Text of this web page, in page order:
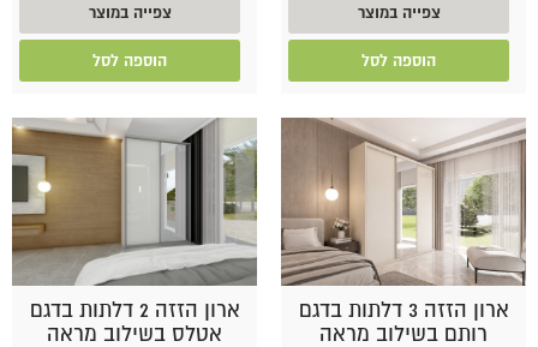
צפייה במוצר
הוספה לסל
צפייה במוצר
הוספה לסל
ארון הזזה 3 דלתות בדגם
רותם בשילוב מראה
ארון הזזה 2 דלתות בדגם
אטלס בשילוב מראה